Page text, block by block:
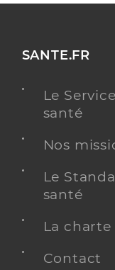
SANTE.FR
Le
santé
Nos
Le
santé
La
Contact